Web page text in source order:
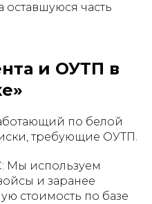
часть
и ОУТП в
по белой
требующие ОУТП.
Мы используем
и заранее
стоимость по базе